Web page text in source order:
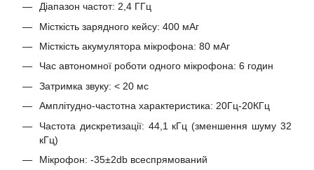
Діапазон частот: 2,4 ГГц
Місткість зарядного кейсу: 400 мАг
Місткість акумулятора мікрофона: 80 мАг
Час автономної роботи одного мікрофона: 6 годин
Затримка звуку: < 20 мс
Амплітудно-частотна характеристика: 20Гц-20КГц
Частота дискретизації: 44,1 кГц (зменшення шуму 32
кГц)
Мікрофон: -35±2db всеспрямований